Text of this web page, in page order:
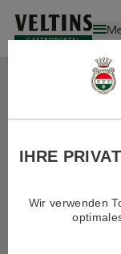
Konway
IHRE
Wir verwenden